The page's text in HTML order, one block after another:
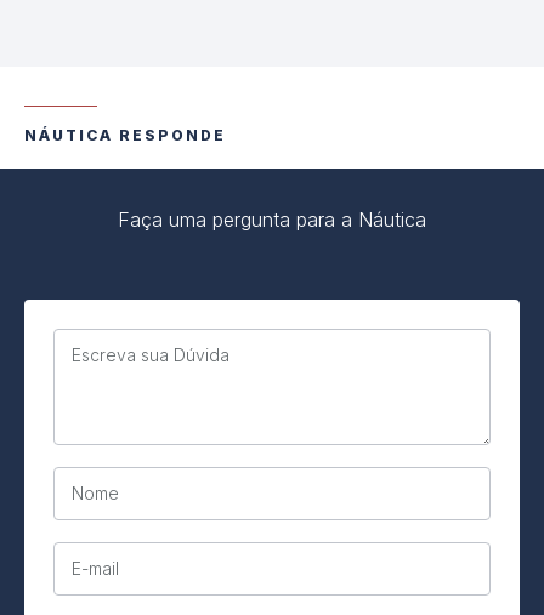
NÁUTICA RESPONDE
Faça uma pergunta para a Náutica
Escreva sua Dúvida
Nome
E-mail